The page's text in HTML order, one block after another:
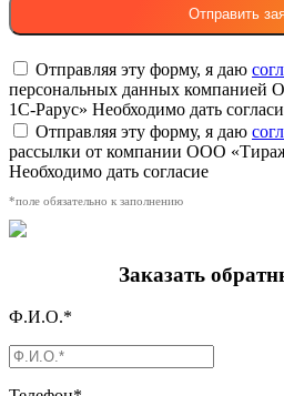
Отправляя эту форму, я даю
персональных данных
1С-Рарус» Необходимо дать
Отправляя эту форму, я даю
рассылки от компании ООО
Необходимо дать согласие
*поле обязательно к заполнению
Заказать
Ф.И.О.*